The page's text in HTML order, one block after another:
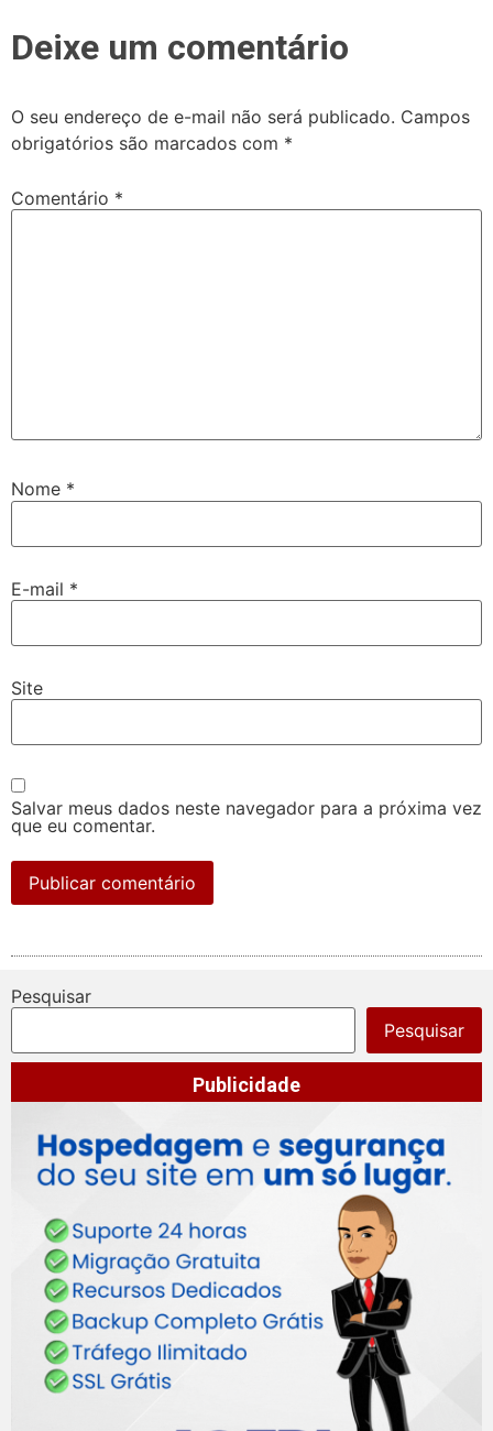
Deixe um comentário
O seu endereço de e-mail não será publicado. Campos
obrigatórios são marcados com *
Comentário *
Nome *
E-mail *
Site
Salvar meus dados neste navegador para a próxima vez
que eu comentar.
Pesquisar
Pesquisar
Publicidade